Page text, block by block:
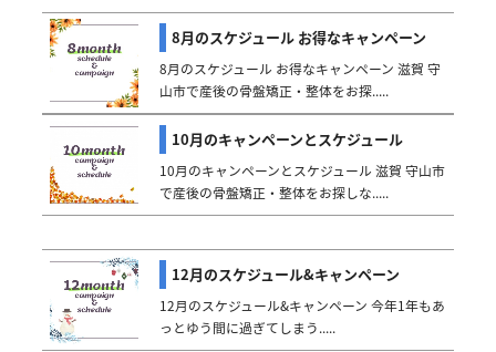
8月のスケジュール お得なキャンペーン
8月のスケジュール お得なキャンペーン 滋賀 守
山市で産後の骨盤矯正・整体をお探.....
10月のキャンペーンとスケジュール
10月のキャンペーンとスケジュール 滋賀 守山市
で産後の骨盤矯正・整体をお探しな.....
12月のスケジュール&キャンペーン
12月のスケジュール&キャンペーン 今年1年もあ
っとゆう間に過ぎてしまう.....